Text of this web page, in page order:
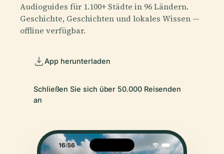
Audioguides für 1.100+ Städte in 96 Ländern.
Geschichte, Geschichten und lokales Wissen —
offline verfügbar.
App herunterladen
Schließen Sie sich über 50.000 Reisenden
an